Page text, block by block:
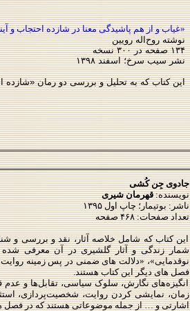
«غیاب و از هم پاشیدگی معنا در شازده احتجاب و
نوشته روح‌اله رویین
۱۳۴صفحه در۳۰۰نسخه
نشر سیب سرخ؛ اسفند ۱۳۹۸
این کتاب که به تحلیل و بررسی دو رمان «شازده
جادوی جِن کُشی
نویسنده:قهرمان شیری
ناشر: بوتیمار؛ چاپ اول ۱۳۹۵
تعداد صفحات: ۴۶۸ صفحه
این کتاب که شامل خلاصه آثار، نقد و بررسی
شمار زندگی و آثار گلشیری در آن معرفی
نوقدمایی»، «دلالت های ضمنی در پس زمینه
فصل های دیگر این کتاب هستند.
انگیزه‌های نگارش، سلوک سیاسی، تقابل‌ها و عدم
زمان، نمایشی کردن روایت، شخصیت‌پردازی،
اشارتی و … از جمله موضوعاتی هستند که در فصل